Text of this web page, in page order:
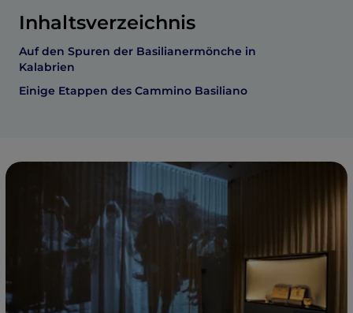
Inhaltsverzeichnis
Auf den Spuren der Basilianermönche in
Kalabrien
Einige Etappen des Cammino Basiliano